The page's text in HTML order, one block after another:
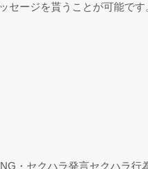
ージを貰うことが可能です
・セクハラ発言セクハラ行